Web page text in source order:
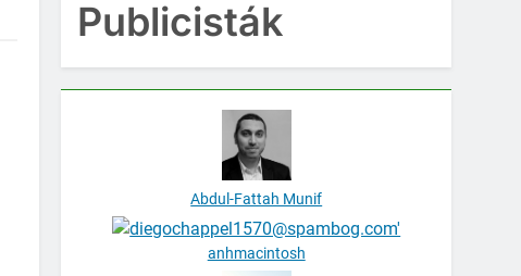
Publicisták
Abdul-Fattah Munif
anhmacintosh